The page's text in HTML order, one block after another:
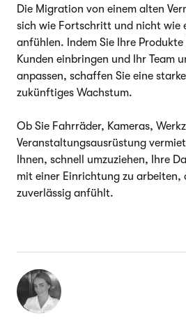
Die Migration von einem alten
sich wie Fortschritt und nicht wie
anfühlen. Indem Sie Ihre
Kunden einbringen und Ihr Team
anpassen, schaffen Sie eine
zukünftiges Wachstum.
Ob Sie Fahrräder, Kameras,
Veranstaltungsausrüstung
Ihnen, schnell umzuziehen, Ihre
mit einer Einrichtung zu arbeiten,
zuverlässig anfühlt.